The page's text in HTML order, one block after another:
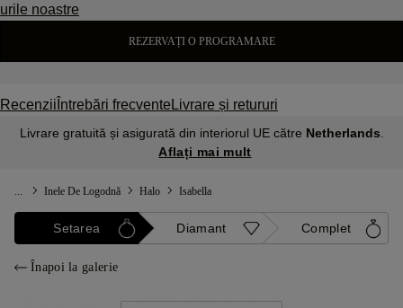
urile noastre
REZERVAȚI O PROGRAMARE
Recenzii Întrebări frecvente Livrare și retururi
Livrare gratuită și asigurată din interiorul UE către Netherlands
Aflați mai mult
Inele De Logodnă Halo Isabella
Setarea Diamant Complet
Înapoi la galerie